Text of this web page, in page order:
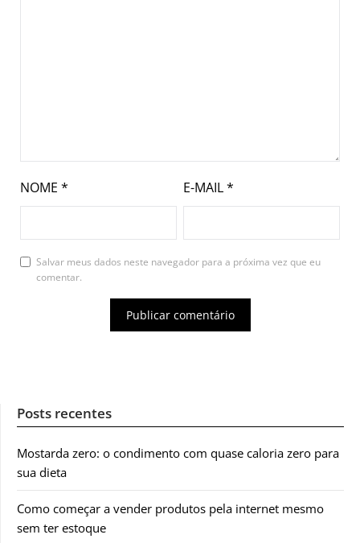
NOME * E-MAIL*
Salvar meus dados neste navegador para a próxima vez que eu
comentar.
Posts recentes
Mostarda zero: o condimento com quase caloria zero para
sua dieta
Como começar a vender produtos pela internet mesmo
sem ter estoque